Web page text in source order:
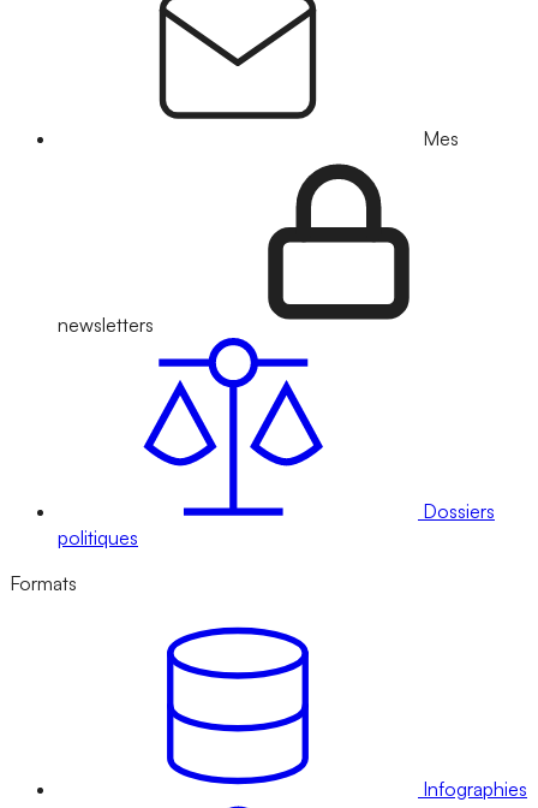
Mes
newsletters
Dossiers
politiques
Formats
Infographies